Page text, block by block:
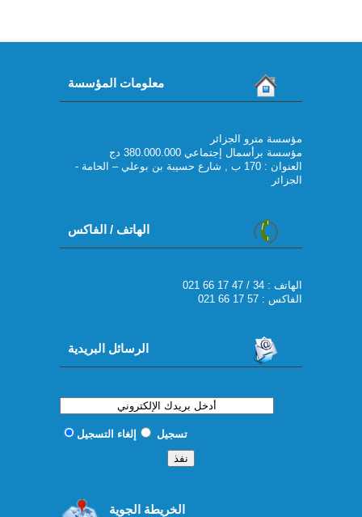
معلومات المؤسسة
مؤسسة مترو الجزائر
مؤسسة برأسمال إجتماعي 380.000.000 دج
العنوان : 170 ب , شارع حسيبة بن بوعلي – الحامة -
الجزائر
الهاتف / الفاكس
021 66 17 47 / 34 : الهاتف
الفاكس : 57 17 66 021
الرسائل البريدية
تسجيل إلغاء التسجيل
الخريطة الجوية